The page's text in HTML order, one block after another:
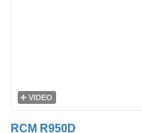
VIDEO
RCM R950D